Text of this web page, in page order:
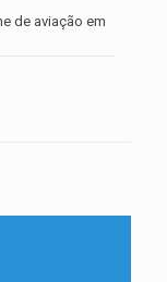
de aviação em